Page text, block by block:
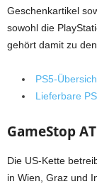
Geschenkartikel
sowohl die
gehört damit zu
PS5-
Lieferbare
GameStop AT
Die US-Kette
in Wien, Graz und